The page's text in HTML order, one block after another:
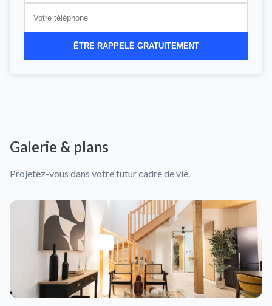
ÊTRE RAPPELÉ GRATUITEMENT
Galerie & plans
Projetez-vous dans votre futur cadre de vie.